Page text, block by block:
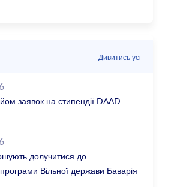
Дивитись усі
заявок на стипендії DAAD
долучитися до
Вільної держави Баварія